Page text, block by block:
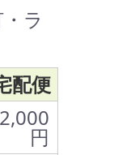
ラ
配便
2,000
円